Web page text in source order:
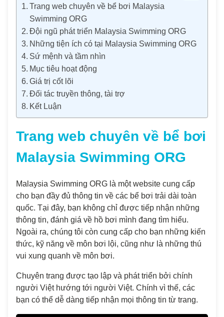
Trang web chuyên về bể bơi Malaysia
Swimming ORG
Đội ngũ phát triển Malaysia Swimming ORG
Những tiện ích có tại Malaysia Swimming ORG
Sứ mệnh và tầm nhìn
Mục tiêu hoạt động
Giá trị cốt lõi
Đối tác truyền thông, tài trợ
Kết Luận
Trang web chuyên về bể bơi
Malaysia Swimming ORG
Malaysia Swimming ORG là một website cung cấp
cho bạn đầy đủ thông tin về các bể bơi trải dài toàn
quốc. Tại đây, bạn không chỉ được tiếp nhận những
thông tin, đánh giá về hồ bơi mình đang tìm hiểu.
Ngoài ra, chúng tôi còn cung cấp cho bạn những kiến
thức, kỹ năng về môn bơi lội, cũng như là những thú
vui xung quanh về môn bơi.
Chuyên trang được tạo lập và phát triển bởi chính
người Việt hướng tới người Việt. Chính vì thế, các
bạn có thể dễ dàng tiếp nhận mọi thông tin từ trang.